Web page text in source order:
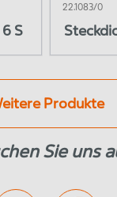
S
22.1083/0
Produkte
Sie uns